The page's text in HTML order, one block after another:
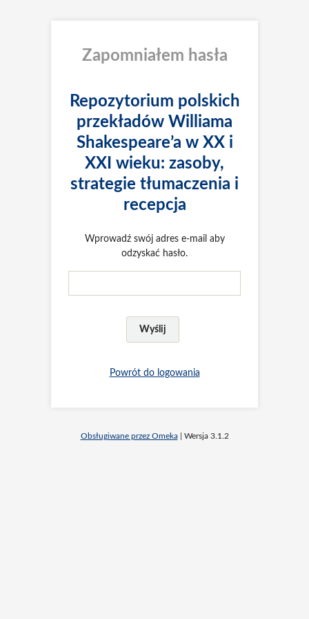
Zapomniałem hasła
Repozytorium polskich
przekładów Williama
Shakespeare’a w XX i
XXI wieku: zasoby,
strategie tłumaczenia i
recepcja
Wprowadź swój adres e-mail aby
odzyskać hasło.
Powrót do logowania
Obsługiwane przez Omeka| Wersja 3.1.2